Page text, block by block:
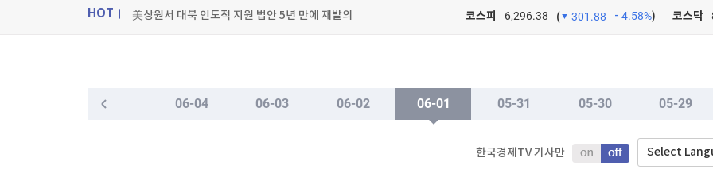
HOT 美상원서 대북 인도적 지원 법안 5년 만에 재발의
"나야, '흑백요리사' 시즌3"
코스피 6,296.38 ( 301.88 4.58%) 코스닥
뉴스홈
TV홈
경제
무료방송
추천 상
오늘의
06-04 06-03 06-02 06-01 05-31 05-30 05-29
이전주
Select
한국경제TV 기사만